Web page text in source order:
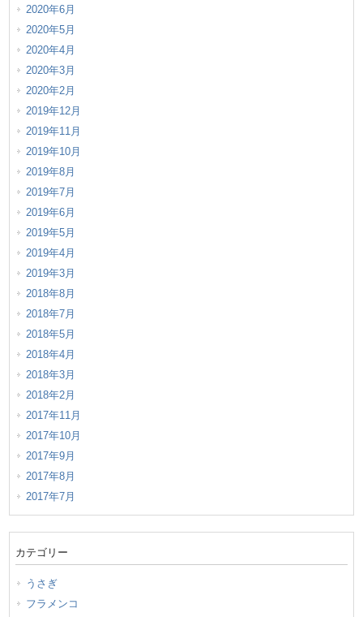
2020年6月
2020年5月
2020年4月
2020年3月
2020年2月
2019年12月
2019年11月
2019年10月
2019年8月
2019年7月
2019年6月
2019年5月
2019年4月
2019年3月
2018年8月
2018年7月
2018年5月
2018年4月
2018年3月
2018年2月
2017年11月
2017年10月
2017年9月
2017年8月
2017年7月
カテゴリー
うさぎ
フラメンコ